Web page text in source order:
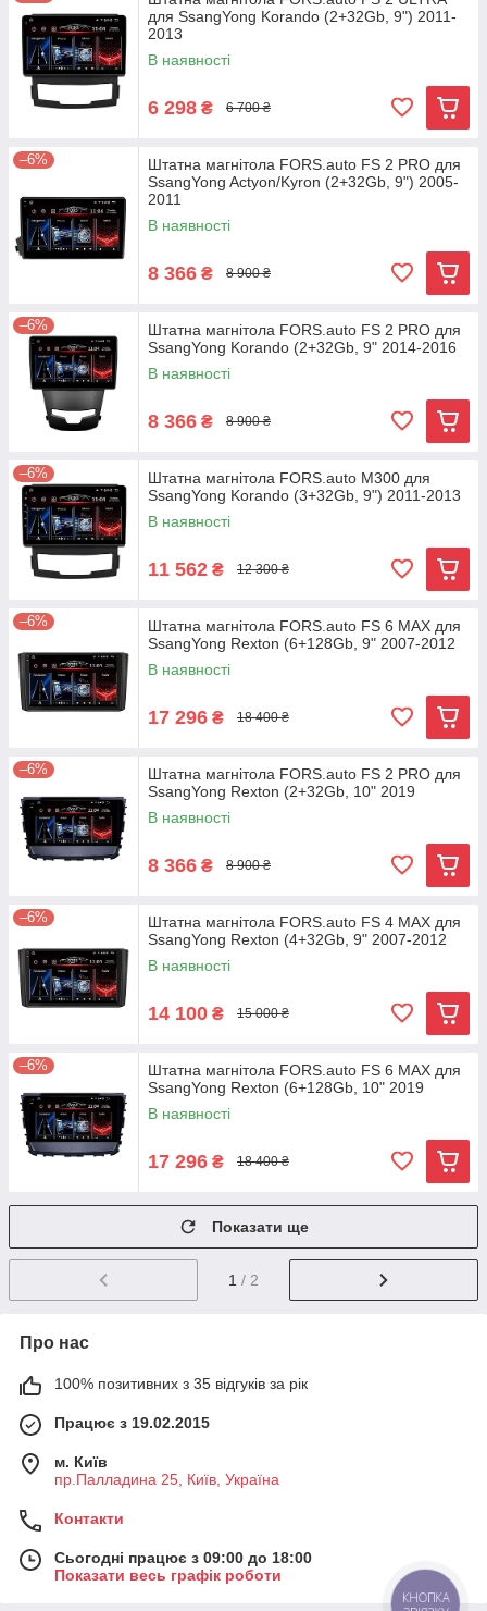
для SsangYong Korando (2+32Gb, 9") 2011-
2013
В наявності
6 298 ₴ 6 700 ₴
–6%
Штатна магнітола FORS.auto FS 2 PRO для
SsangYong Actyon/Kyron (2+32Gb, 9") 2005-
2011
В наявності
8 366 ₴ 8 900 ₴
–6%
Штатна магнітола FORS.auto FS 2 PRO для
SsangYong Korando (2+32Gb, 9" 2014-2016
В наявності
8 366 ₴ 8 900 ₴
–6%
Штатна магнітола FORS.auto М300 для
SsangYong Korando (3+32Gb, 9") 2011-2013
В наявності
11 562 ₴ 12 300 ₴
–6%
Штатна магнітола FORS.auto FS 6 MAX для
SsangYong Rexton (6+128Gb, 9" 2007-2012
В наявності
17 296 ₴ 18 400 ₴
–6%
Штатна магнітола FORS.auto FS 2 PRO для
SsangYong Rexton (2+32Gb, 10" 2019
В наявності
8 366 ₴ 8 900 ₴
–6%
Штатна магнітола FORS.auto FS 4 MAX для
SsangYong Rexton (4+32Gb, 9" 2007-2012
В наявності
14 100 ₴ 15 000 ₴
–6%
Штатна магнітола FORS.auto FS 6 MAX для
SsangYong Rexton (6+128Gb, 10" 2019
В наявності
17 296 ₴ 18 400 ₴
Показати ще
1 / 2
Про нас
100% позитивних з 35 відгуків за рік
Працює з 19.02.2015
м. Київ
пр.Палладина 25, Київ, Україна
Контакти
Сьогодні працює з 09:00 до 18:00
Показати весь графік роботи
КНОПКА